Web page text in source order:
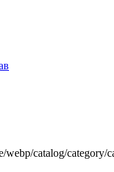
webp/catalog/category/